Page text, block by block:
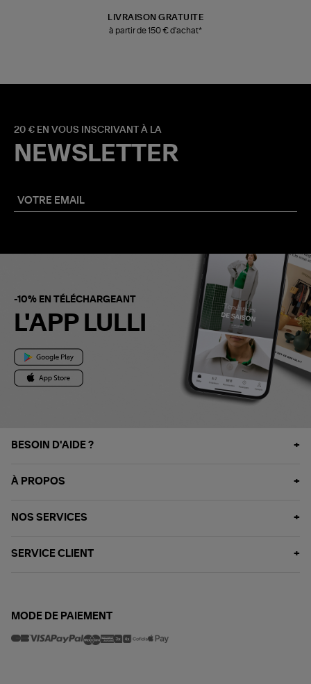
LIVRAISON GRATUITE
à partir de 150 € d'achat*
20 € EN VOUS INSCRIVANT À LA
NEWSLETTER
-10% EN TÉLÉCHARGEANT
L'APP LULLI
BESOIN D'AIDE ?
À PROPOS
NOS SERVICES
SERVICE CLIENT
MODE DE PAIEMENT